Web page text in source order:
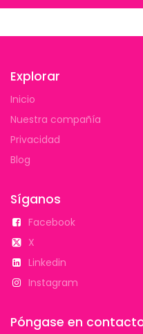
Explorar
Inicio
Nuestra compañía
Privacidad
Blog
Síganos
Facebook
X
Linkedin
Instagram
Póngase en